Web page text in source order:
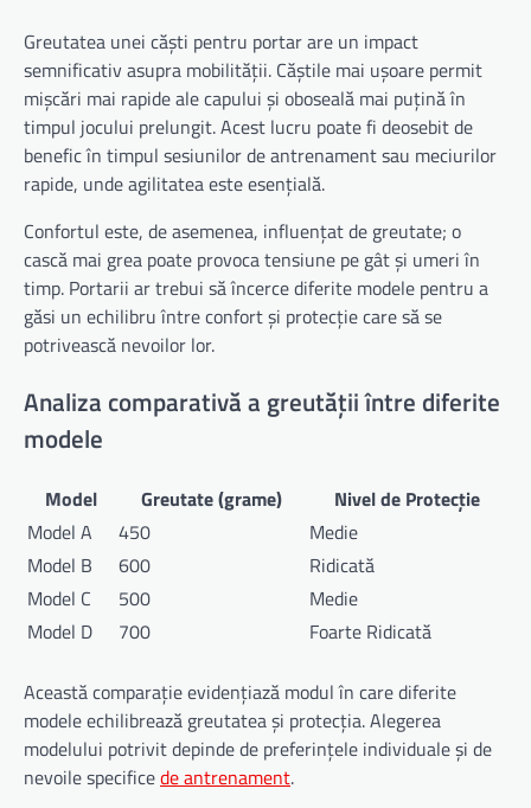
Greutatea unei căști pentru portar are un impact
semnificativ asupra mobilității. Căștile mai ușoare permit
mișcări mai rapide ale capului și oboseală mai puțină în
timpul jocului prelungit. Acest lucru poate fi deosebit de
benefic în timpul sesiunilor de antrenament sau meciurilor
rapide, unde agilitatea este esențială.
Confortul este, de asemenea, influențat de greutate; o
cască mai grea poate provoca tensiune pe gât și umeri în
timp. Portarii ar trebui să încerce diferite modele pentru a
găsi un echilibru între confort și protecție care să se
potrivească nevoilor lor.
Analiza comparativă a greutății între diferite
modele
Model Greutate (grame)
Nivel de Protecție
Model A
450
Medie
Model B
600
Ridicată
Model C
500
Medie
Model D
700 Foarte Ridicată
Această comparație evidențiază modul în care diferite
modele echilibrează greutatea și protecția. Alegerea
modelului potrivit depinde de preferințele individuale și de
nevoile specificede antrenament.